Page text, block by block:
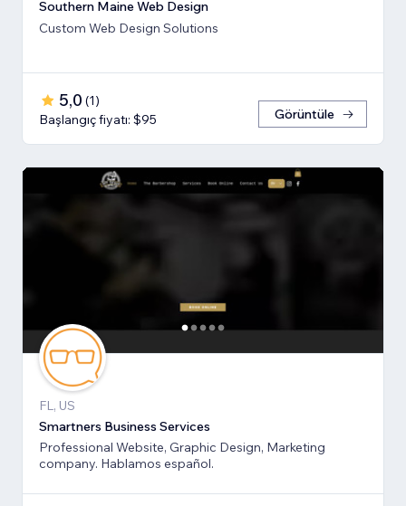
Southern Maine Web Design
Custom Web Design Solutions
5,0 (1)
Başlangıç fiyatı: $95
Görüntüle
FL, US
Smartners Business Services
Professional Website, Graphic Design, Marketing
company. Hablamos español.